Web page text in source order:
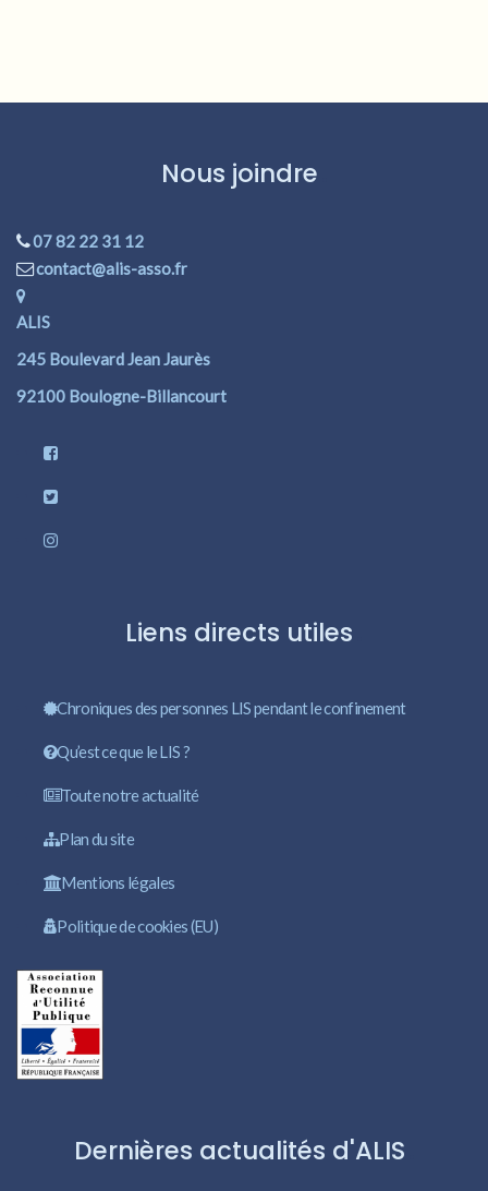
Nous joindre
07 82 22 31 12
contact@alis-asso.fr
ALIS
245 Boulevard Jean Jaurès
92100 Boulogne-Billancourt
Liens directs utiles
Chroniques des personnes LIS pendant le confinement
Qu’est ce que le LIS ?
Toute notre actualité
Plan du site
Mentions légales
Politique de cookies (EU)
Dernières actualités d'ALIS